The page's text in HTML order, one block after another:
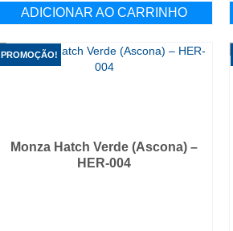
ADICIONAR AO CARRINHO
PROMOÇÃO!
Monza Hatch Verde (Ascona) –
HER-004